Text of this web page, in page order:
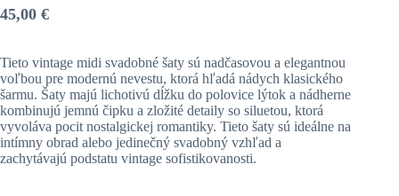
45,00 €
Tieto vintage midi svadobné šaty sú nadčasovou a elegantnou
voľbou pre modernú nevestu, ktorá hľadá nádych klasického
šarmu. Šaty majú lichotivú dĺžku do polovice lýtok a nádherne
kombinujú jemnú čipku a zložité detaily so siluetou, ktorá
vyvoláva pocit nostalgickej romantiky. Tieto šaty sú ideálne na
intímny obrad alebo jedinečný svadobný vzhľad a
zachytávajú podstatu vintage sofistikovanosti.